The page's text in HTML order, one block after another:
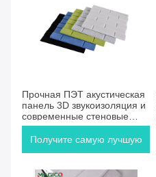
Прочная ПЭТ акустическая
панель 3D звукоизоляция и
современные стеновые
решения
Получите самую лучшую